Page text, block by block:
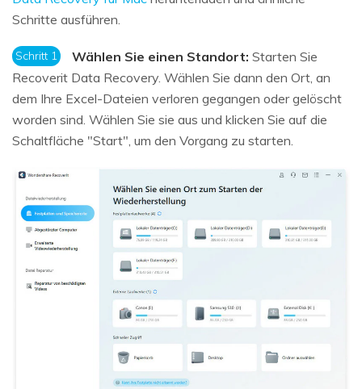
Schritte ausführen.
Schritt 1 Wählen Sie einen Standort: Starten Sie
Recoverit Data Recovery. Wählen Sie dann den Ort, an
dem Ihre Excel-Dateien verloren gegangen oder gelöscht
worden sind. Wählen Sie sie aus und klicken Sie auf die
Schaltfläche "Start", um den Vorgang zu starten.